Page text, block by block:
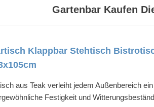
Gartenbar Kaufen
Klappbar Stehtisch
aus Teak verleiht jedem Außenbereich
Festigkeit und